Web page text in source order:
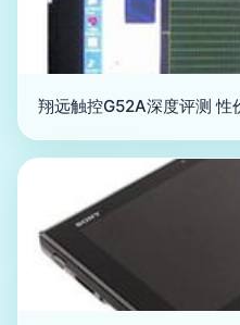
翔远触控G52A深度评测 性